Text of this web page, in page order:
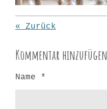
« Zurück
Kommentar hinzufügen
Name *